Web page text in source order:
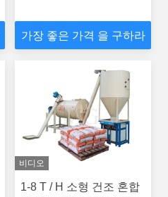
가장 좋은 가격 을 구하라
비디오
1-8 T / H 소형 건조 혼합